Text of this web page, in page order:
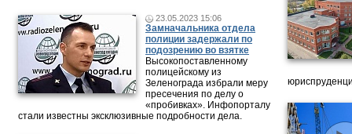
23.05.2023 15:06
Замначальника отдела
полиции задержали по
подозрению во взятке
Высокопоставленному
полицейскому из
Зеленограда избрали меру
пресечения по делу о
«пробивках». Инфопорталу
стали известны эксклюзивные подробности дела.